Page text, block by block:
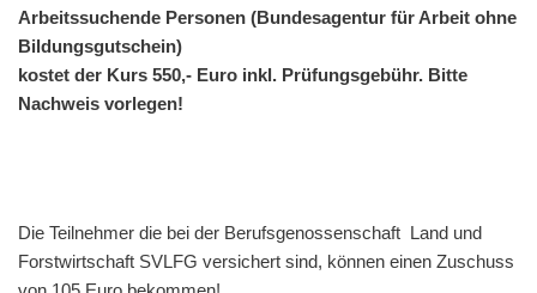
Arbeitssuchende Personen (Bundesagentur für Arbeit ohne
Bildungsgutschein)
kostet der Kurs 550,- Euro inkl. Prüfungsgebühr. Bitte
Nachweis vorlegen!
Die Teilnehmer die bei der Berufsgenossenschaft Land und
Forstwirtschaft SVLFG versichert sind, können einen Zuschuss